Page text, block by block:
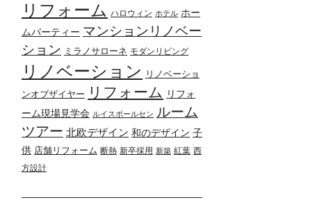
リフォーム ハロウィン ホテル ホー
ムパーティー マンションリノベー
ション ミラノサローネ モダンリビング
リノベーション
リノベーショ
ンオブザイヤー
リフォーム リフォ
ーム現場見学会 ルイスポールセン ルーム
ツアー 北欧デザイン 和のデザイン 子
供 店舗リフォーム 断熱 新卒採用 新築 紅葉 西
方設計